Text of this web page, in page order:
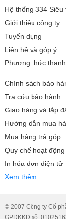
Hệ thống 334 Siêu
Giới thiệu công ty
Tuyển dụng
Liên hệ và góp ý
Phương thức
Chính sách bảo
Tra cứu bảo hành
Giao hàng và lắp
Hướng dẫn mua
Mua hàng trả góp
Quy chế hoạt động
In hóa đơn điện tử
Xem thêm
© 2007 Công ty Cổ
GPĐKKD số: